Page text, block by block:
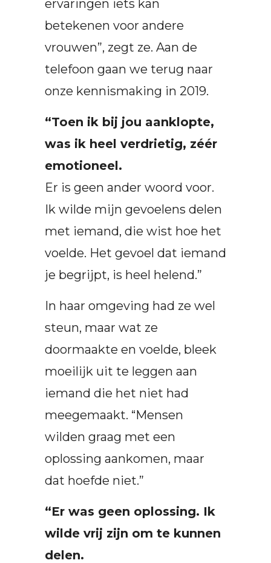
ervaringen iets kan
betekenen voor andere
vrouwen”, zegt ze. Aan de
telefoon gaan we terug naar
onze kennismaking in 2019.
“Toen ik bij jou aanklopte,
was ik heel verdrietig, zéér
emotioneel.
Er is geen ander woord voor.
Ik wilde mijn gevoelens delen
met iemand, die wist hoe het
voelde. Het gevoel dat iemand
je begrijpt, is heel helend.”
In haar omgeving had ze wel
steun, maar wat ze
doormaakte en voelde, bleek
moeilijk uit te leggen aan
iemand die het niet had
meegemaakt. “Mensen
wilden graag met een
oplossing aankomen, maar
dat hoefde niet.”
“Er was geen oplossing. Ik
wilde vrij zijn om te kunnen
delen.